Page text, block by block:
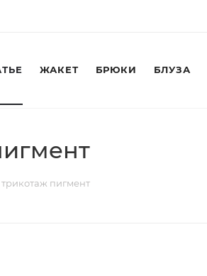
ЖАКЕТ БРЮКИ БЛУЗА
трикотаж пигмент